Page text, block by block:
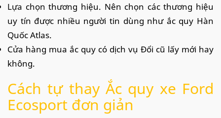
Lựa chọn thương hiệu. Nên chọn các thương hiệu
uy tín được nhiều người tin dùng như ắc quy Hàn
Quốc Atlas.
Cửa hàng mua ắc quy có dịch vụ Đổi cũ lấy mới hay
không.
Cách tự thay Ắc quy xe Ford
Ecosport đơn giản